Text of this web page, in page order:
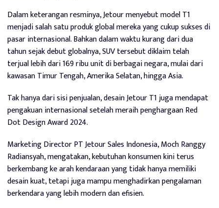
Dalam keterangan resminya, Jetour menyebut model T1
menjadi salah satu produk global mereka yang cukup sukses di
pasar internasional. Bahkan dalam waktu kurang dari dua
tahun sejak debut globalnya, SUV tersebut diklaim telah
terjual lebih dari 169 ribu unit di berbagai negara, mulai dari
kawasan Timur Tengah, Amerika Selatan, hingga Asia.
Tak hanya dari sisi penjualan, desain Jetour T1 juga mendapat
pengakuan internasional setelah meraih penghargaan Red
Dot Design Award 2024.
Marketing Director PT Jetour Sales Indonesia, Moch Ranggy
Radiansyah, mengatakan, kebutuhan konsumen kini terus
berkembang ke arah kendaraan yang tidak hanya memiliki
desain kuat, tetapi juga mampu menghadirkan pengalaman
berkendara yang lebih modern dan efisien.